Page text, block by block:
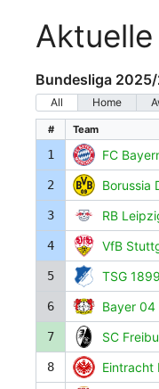
Bundesliga
All Home
# Team
1 FC
2 Borussia
3 RB
4 VfB
5 TSG
6 Bayer 04
7 SC
8 Eintracht